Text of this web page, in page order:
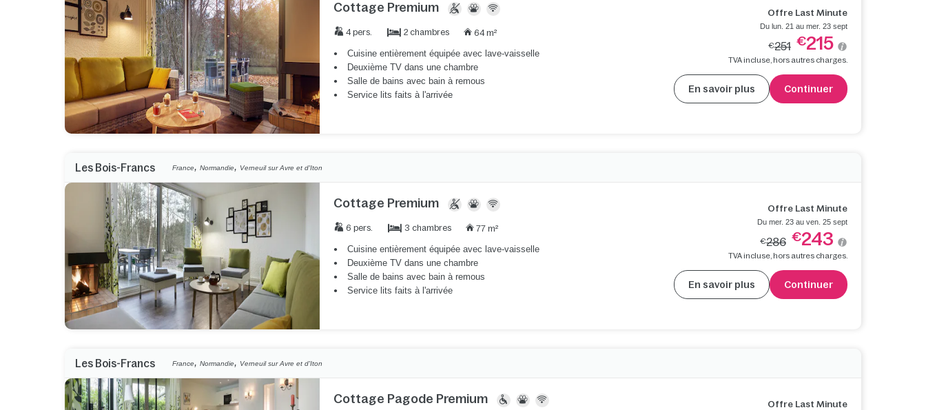
Cottage Premium
4 pers. 2 chambres 64 m²
Cuisine entièrement équipée avec lave-vaisselle
Deuxième TV dans une chambre
Salle de bains avec bain à remous
Service lits faits à l'arrivée
Offre Last Minute
Du lun. 21 au mer. 23 sept
€251 €215
TVA incluse, hors autres charges.
En savoir plus Continuer
Les Bois-Francs France,Normandie, Verneuil sur Avre et d'Iton
Cottage Premium
6 pers. 3 chambres 77 m²
Cuisine entièrement équipée avec lave-vaisselle
Deuxième TV dans une chambre
Salle de bains avec bain à remous
Service lits faits à l'arrivée
Offre Last Minute
Du mer. 23 au ven. 25 sept
€286 €243
TVA incluse, hors autres charges.
En savoir plus Continuer
Les Bois-Francs France,Normandie, Verneuil sur Avre et d'Iton
Cottage Pagode Premium Offre Last Minute